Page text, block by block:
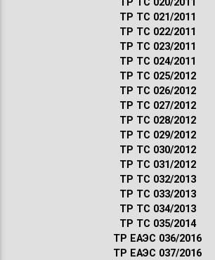
ТР ТС 020/2011
ТР ТС 021/2011
ТР ТС 022/2011
ТР ТС 023/2011
ТР ТС 024/2011
ТР ТС 025/2012
ТР ТС 026/2012
ТР ТС 027/2012
ТР ТС 028/2012
ТР ТС 029/2012
ТР ТС 030/2012
ТР ТС 031/2012
ТР ТС 032/2013
ТР ТС 033/2013
ТР ТС 034/2013
ТР ТС 035/2014
ТР ЕАЭС 036/2016
ТР ЕАЭС 037/2016